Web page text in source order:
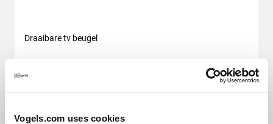
Vogels.com uses cookies
Draaibare tv beugel
Ultradun en sterk, de ideale beugel voor jouw grote